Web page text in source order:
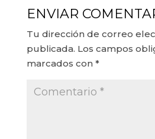
ENVIAR
Tu dirección de correo
publicada. Los campos
marcados con *